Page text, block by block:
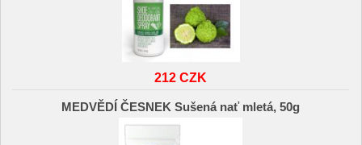
212 CZK
MEDVĚDÍ ČESNEK Sušená nať mletá, 50g